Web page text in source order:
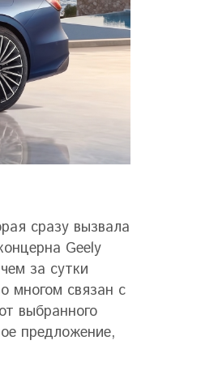
сразу вызвала
Geely
за сутки
многом связан с
выбранного
предложение,